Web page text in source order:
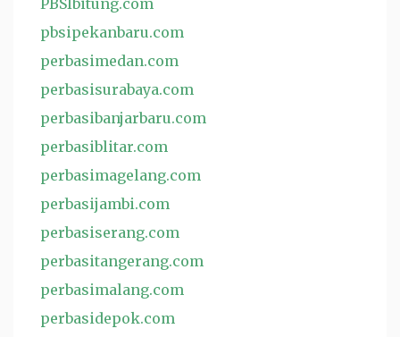
PBSIbitung.com
pbsipekanbaru.com
perbasimedan.com
perbasisurabaya.com
perbasibanjarbaru.com
perbasiblitar.com
perbasimagelang.com
perbasijambi.com
perbasiserang.com
perbasitangerang.com
perbasimalang.com
perbasidepok.com